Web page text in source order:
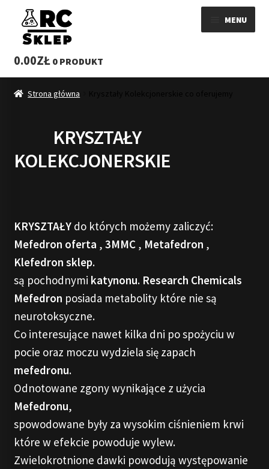
Przejdź
do
nawigacji
Przejdź
do
treści
MENU
SKLEP
REGULAMIN
BLOG 3MMC SKLEP
0.00ZŁ 0 PRODUKT
Strona główna
KRYSZTAŁY
KOLEKCJONERSKIE
KRYSZTAŁYdo których możemy zaliczyć:
Mefedron oferta , 3MMC, Metafedron ,
Klefedron sklep.
są pochodnymi katynonu. Research Chemicals
Mefedron posiada metabolity które nie są
neurotoksyczne.
Co interesujące nawet kilka dni po spożyciu w
pocie oraz moczu wydziela się zapach
mefedronu.
Odnotowane zgony wynikające z użycia
Mefedronu,
spowodowane były za wysokim ciśnieniem krwi
które w efekcie powoduje wylew.
Zwielokrotnione dawki powodują występowanie